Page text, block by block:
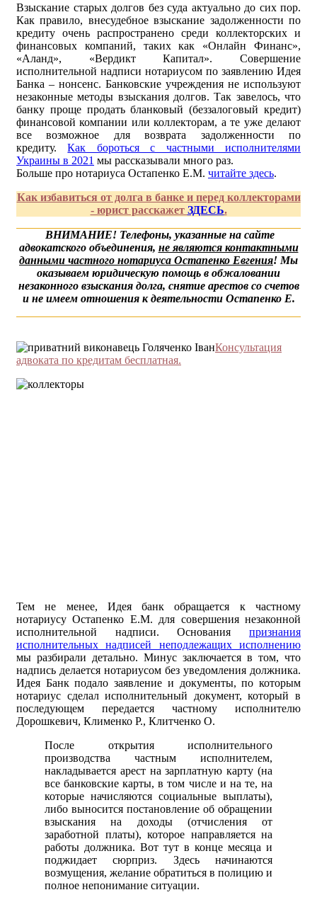
Взыскание старых долгов без суда актуально до сих пор.
Как правило, внесудебное взыскание задолженности по
кредиту очень распространено среди коллекторских и
финансовых компаний, таких как «Онлайн Финанс»,
«Аланд», «Вердикт Капитал». Совершение
исполнительной надписи нотариусом по заявлению Идея
Банка – нонсенс. Банковские учреждения не используют
незаконные методы взыскания долгов. Так завелось, что
банку проще продать бланковый (беззалоговый кредит)
финансовой компании или коллекторам, а те уже делают
все возможное для возврата задолженности по
кредиту.Как бороться с частными исполнителями
Украины в 2021 мы рассказывали много раз.
Больше про нотариуса Остапенко Е.М. читайте здесь.
Как избавиться от долга в банке и перед коллекторами
- юрист расскажет ЗДЕСЬ.
ВНИМАНИЕ! Телефоны, указанные на сайте
адвокатского объединения, не являются контактными
данными частного нотариуса Остапенко Евгения! Мы
оказываем юридическую помощь в обжаловании
незаконного взыскания долга, снятие арестов со счетов
и не имеем отношения к деятельности Остапенко Е.
Консультация
адвоката по кредитам бесплатная.
Тем не менее, Идея банк обращается к частному
нотариусу Остапенко Е.М. для совершения незаконной
исполнительной надписи. Основания признания
исполнительных надписей неподлежащих исполнению
мы разбирали детально. Минус заключается в том, что
надпись делается нотариусом без уведомления должника.
Идея Банк подало заявление и документы, по которым
нотариус сделал исполнительный документ, который в
последующем передается частному исполнителю
Дорошкевич, Клименко Р., Клитченко О.
После открытия исполнительного
производства частным исполнителем,
накладывается арест на зарплатную карту (на
все банковские карты, в том числе и на те, на
которые начисляются социальные выплаты),
либо выносится постановление об обращении
взыскания на доходы (отчисления от
заработной платы), которое направляется на
работы должника. Вот тут в конце месяца и
поджидает сюрприз. Здесь начинаются
возмущения, желание обратиться в полицию и
полное непонимание ситуации.